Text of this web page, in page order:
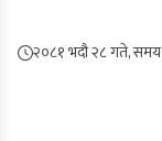
२०८१ भदौ २८ गते, समय